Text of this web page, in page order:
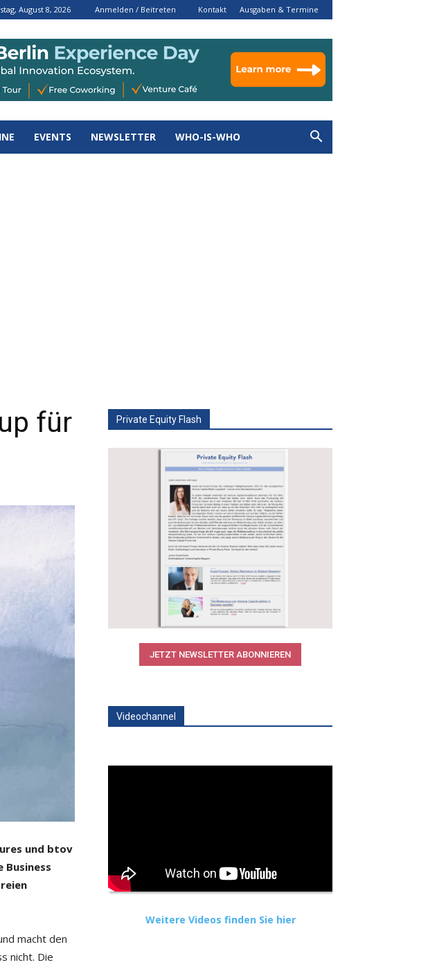
August 8, 2026 Anmelden / Beitreten Kontakt Ausgaben & Termine
EVENTS NEWSLETTER WHO-IS-WHO
für
und btov
Business
macht den
nicht. Die
Private Equity Flash
JETZT NEWSLETTER ABONNIEREN
Videochannel
Weitere Videos finden Sie hier